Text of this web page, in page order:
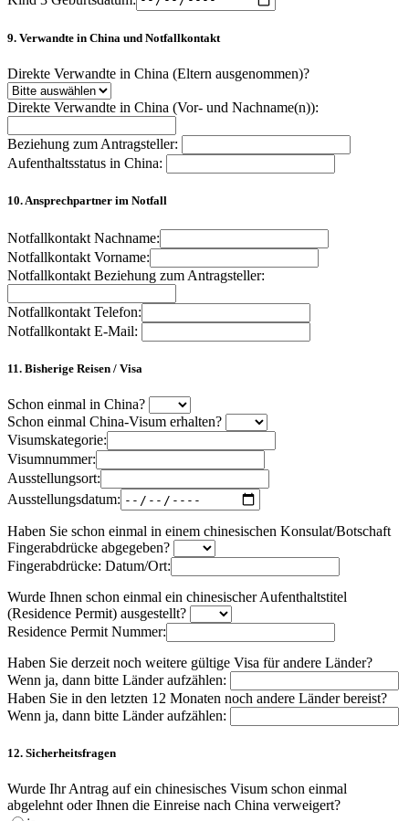
9. Verwandte in China und Notfallkontakt
Direkte Verwandte in China (Eltern ausgenommen)?
Direkte Verwandte in China (Vor- und Nachname(n)):
Beziehung zum Antragsteller:
Aufenthaltsstatus in China:
10. Ansprechpartner im Notfall
Notfallkontakt Nachname:
Notfallkontakt Vorname:
Notfallkontakt Beziehung zum Antragsteller:
Notfallkontakt Telefon:
Notfallkontakt E-Mail:
11. Bisherige Reisen / Visa
Schon einmal in China?
Schon einmal China-Visum erhalten?
Visumskategorie:
Visumnummer:
Ausstellungsort:
Ausstellungsdatum:
Haben Sie schon einmal in einem chinesischen Konsulat/Botschaft
Fingerabdrücke abgegeben?
Fingerabdrücke: Datum/Ort:
Wurde Ihnen schon einmal ein chinesischer Aufenthaltstitel
(Residence Permit) ausgestellt?
Residence Permit Nummer:
Haben Sie derzeit noch weitere gültige Visa für andere Länder?
Wenn ja, dann bitte Länder aufzählen:
Haben Sie in den letzten 12 Monaten noch andere Länder bereist?
Wenn ja, dann bitte Länder aufzählen:
12. Sicherheitsfragen
Wurde Ihr Antrag auf ein chinesisches Visum schon einmal
abgelehnt oder Ihnen die Einreise nach China verweigert?